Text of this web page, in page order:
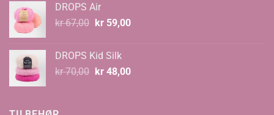
DROPS Air
kr67,00 Opprinnelig
kr 67,00.
kr59,00Nåværende
DROPS Kid Silk
kr70,00 Opprinnelig
kr48,00Nåværende